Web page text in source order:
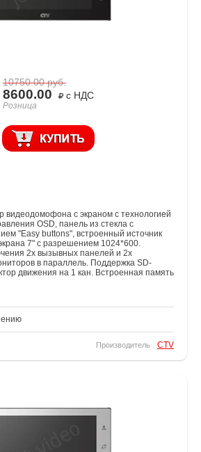
10750.00руб.
8600.00 с НДС
Розница
видеодомофона с экраном с технологией
OSD, панель из стекла с
"Easy buttons", встроенный источник
7" с разрешением 1024*600.
2х вызывных панелей и 2х
в параллель. Поддержка SD-
движения на 1 кан. Встроенная память
Производитель CTV